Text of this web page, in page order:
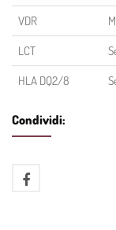
VDR
LCT
HLA DQ2/8
Condividi: